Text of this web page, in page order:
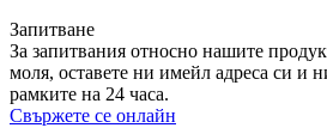
Запитване
За запитвания относно нашите
моля, оставете ни имейл адреса си и
рамките на 24 часа.
Свържете се онлайн